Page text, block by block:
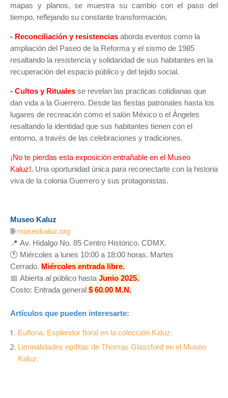
mapas y planos, se muestra su cambio con el paso del
tiempo, reflejando su constante transformación.
- Reconciliación y resistencias aborda eventos como la
ampliación del Paseo de la Reforma y el sismo de 1985
resaltando la resistencia y solidaridad de sus habitantes en la
recuperación del espacio público y del tejido social.
- Cultos y Rituales se revelan las practicas cotidianas que
dan vida a la Guerrero. Desde las fiestas patronales hasta los
lugares de recreación como el salón México o el Ángeles
resaltando la identidad que sus habitantes tienen con el
entorno, a través de las celebraciones y tradiciones.
¡No te pierdas esta exposición entrañable en el Museo
Kaluz!. Una oportunidad única para reconectarte con la historia
viva de la colonia Guerrero y sus protagonistas.
Museo Kaluz
🌐 museokaluz.org
📍 Av. Hidalgo No. 85 Centro Histórico. CDMX.
🕚 Miércoles a lunes 10:00 a 18:00 horas. Martes
Cerrado. Miércoles entrada libre.
📅 Abierta al público hasta Junio 2025.
Costo: Entrada general $ 60.00 M.N.
Artículos que pueden interesarte:
Eufloria. Esplendor floral en la colección Kaluz.
Liminalidades epífitas de Thomas Glassford en el Museo
Kaluz.